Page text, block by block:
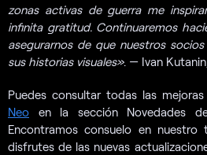
zonas activas de guerra me
infinita gratitud. Continuaremos
asegurarnos de que nuestros
sus historias visuales». — Ivan
Puedes consultar todas las
Neo en la sección Novedades
Encontramos consuelo en
disfrutes de las nuevas